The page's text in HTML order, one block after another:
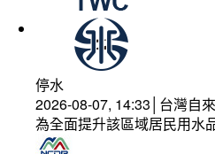
停水
2026-08-07, 14:33│台灣自
為全面提升該區域居民用水